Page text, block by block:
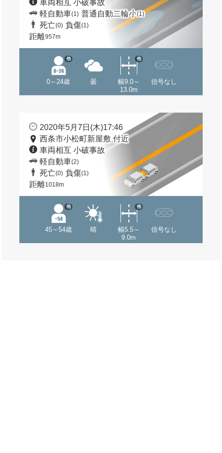
車両相互 小破事故
軽自動車(1) 普通自動二輪小(1)
死亡(0) 負傷(1)
距離957m
0～24歳
他
曇
幅9.0～
13.0m
他
信号なし
2020年5月7日(木)17:46
西条市小松町新屋敷 付近
車両相互 小破事故
軽自動車(2)
死亡(0) 負傷(1)
距離1018m
45～54歳
他
晴
幅5.5～
9.0m
他
信号なし